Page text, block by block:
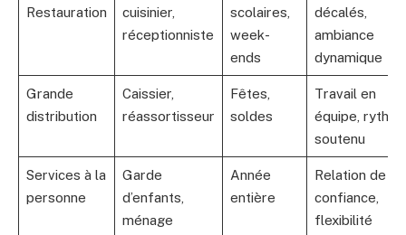
Restauration
cuisinier,
réceptionniste
scolaires,
week-
ends
décalés,
ambiance
dynamique
Grande
distribution
Caissier,
réassortisseur
Fêtes,
soldes
Travail en
équipe,
soutenu
Services à la
personne
Garde
d’enfants,
ménage
Année
entière
Relation de
confiance,
flexibilité